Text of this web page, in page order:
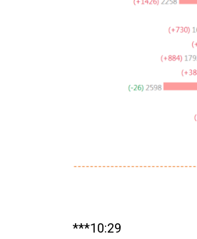
***10:29